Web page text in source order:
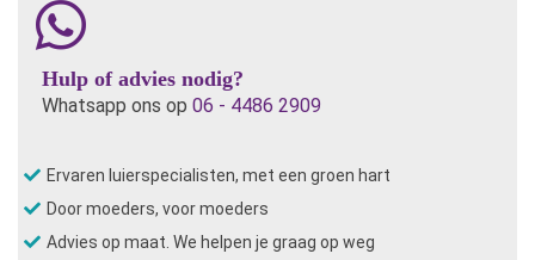
aantal
Hulp of advies nodig?
Whatsapp ons op 06 - 4486 2909
Ervaren luierspecialisten, met een groen hart
Door moeders, voor moeders
Advies op maat. We helpen je graag op weg